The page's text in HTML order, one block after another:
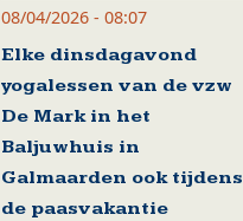
08/04/2026 - 08:07
Elke dinsdagavond
yogalessen van de vzw
De Mark in het
Baljuwhuis in
Galmaarden ook tijdens
de paasvakantie